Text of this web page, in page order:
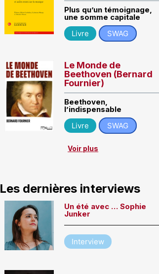
Plus qu’un témoignage,
une somme capitale
Livre
SWAG
Le Monde de
Beethoven (Bernard
Fournier)
Beethoven,
l’indispensable
Livre
SWAG
Voir plus
Les dernières interviews
Un été avec … Sophie
Junker
Interview